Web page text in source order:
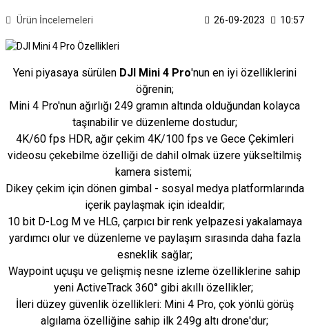
Ürün İncelemeleri 26-09-2023 10:57
Yeni piyasaya sürülen DJI Mini 4 Pro'nun en iyi özelliklerini
öğrenin;
Mini 4 Pro'nun ağırlığı 249 gramın altında olduğundan kolayca
taşınabilir ve düzenleme dostudur;
4K/60 fps HDR, ağır çekim 4K/100 fps ve Gece Çekimleri
videosu çekebilme özelliği de dahil olmak üzere yükseltilmiş
kamera sistemi;
Dikey çekim için dönen gimbal - sosyal medya platformlarında
içerik paylaşmak için idealdir;
10 bit D-Log M ve HLG, çarpıcı bir renk yelpazesi yakalamaya
yardımcı olur ve düzenleme ve paylaşım sırasında daha fazla
esneklik sağlar;
Waypoint uçuşu ve gelişmiş nesne izleme özelliklerine sahip
yeni ActiveTrack 360° gibi akıllı özellikler;
İleri düzey güvenlik özellikleri: Mini 4 Pro, çok yönlü görüş
algılama özelliğine sahip ilk 249g altı drone'dur;